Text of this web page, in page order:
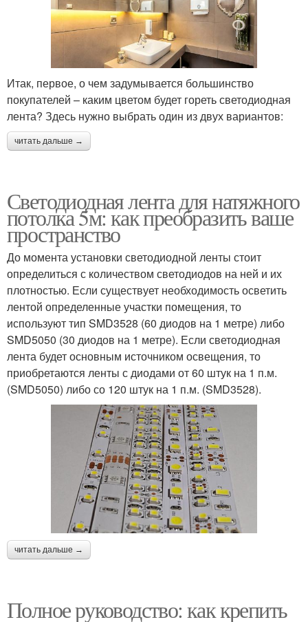
Итак, первое, о чем задумывается большинство
покупателей – каким цветом будет гореть светодиодная
лента? Здесь нужно выбрать один из двух вариантов:
читать дальше →
Светодиодная лента для натяжного
потолка 5м: как преобразить ваше
пространство
До момента установки светодиодной ленты стоит
определиться с количеством светодиодов на ней и их
плотностью. Если существует необходимость осветить
лентой определенные участки помещения, то
используют тип SMD3528 (60 диодов на 1 метре) либо
SMD5050 (30 диодов на 1 метре). Если светодиодная
лента будет основным источником освещения, то
приобретаются ленты с диодами от 60 штук на 1 п.м.
(SMD5050) либо со 120 штук на 1 п.м. (SMD3528).
читать дальше →
Полное руководство: как крепить